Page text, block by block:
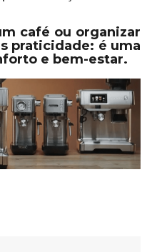
café ou organizar
praticidade: é uma
e bem-estar.